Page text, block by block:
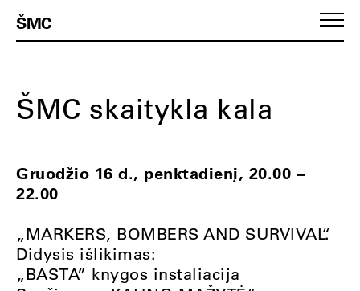
ŠMC
ŠMC skaitykla kala
Gruodžio 16 d., penktadienį, 20.00 –
22.00
„MARKERS, BOMBERS AND SURVIVAL“.
Didysis išlikimas:
„BASTA” knygos instaliacija